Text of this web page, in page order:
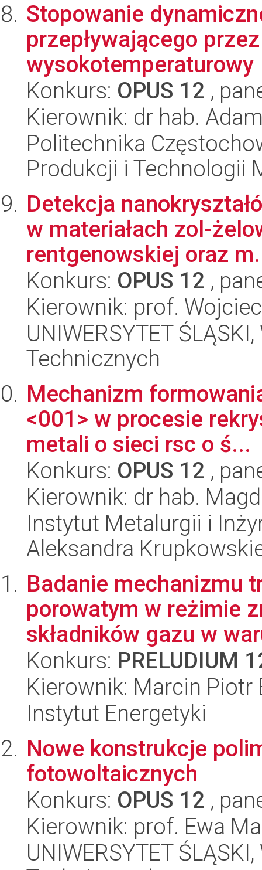
Stopowanie
przepływającego
wysokotemperaturowy
Konkurs: OPUS 12 ,
Kierownik: dr hab.
Politechnika
Produkcji i Technologii
Detekcja
w materiałach zol-
rentgenowskiej oraz
Konkurs: OPUS 12 ,
Kierownik: prof.
UNIWERSYTET
Technicznych
Mechanizm
<001> w procesie
metali o sieci rsc o ś...
Konkurs: OPUS 12 ,
Kierownik: dr hab.
Instytut Metalurgii i
Aleksandra
Badanie mechanizmu
porowatym w reżimie
składników gazu w
Konkurs: PRELUDIUM
Kierownik: Marcin Piotr
Instytut Energetyki
Nowe konstrukcje
fotowoltaicznych
Konkurs: OPUS 12 ,
Kierownik: prof. Ewa
UNIWERSYTET